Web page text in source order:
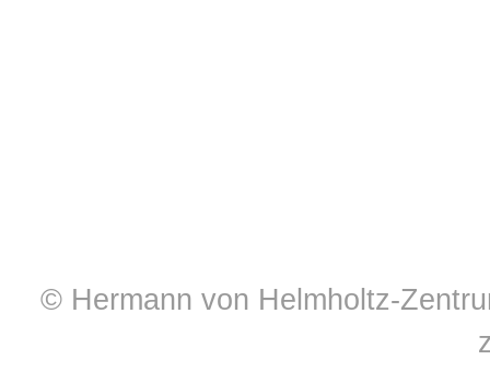
© Hermann von Helmholtz-